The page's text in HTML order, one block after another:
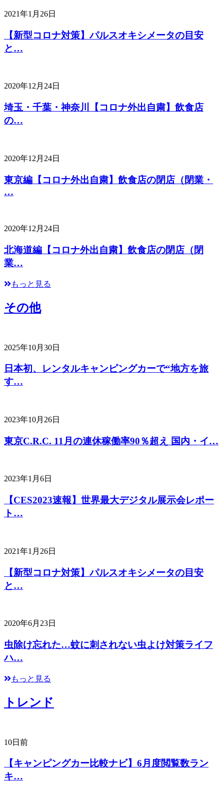
2021年1月26日
【新型コロナ対策】パルスオキシメータの目安
と…
2020年12月24日
埼玉・千葉・神奈川【コロナ外出自粛】飲食店
の…
2020年12月24日
東京編【コロナ外出自粛】飲食店の閉店（閉業・
…
2020年12月24日
北海道編【コロナ外出自粛】飲食店の閉店（閉
業…
もっと見る
その他
2025年10月30日
日本初、レンタルキャンピングカーで“地方を旅
す…
2023年10月26日
東京C.R.C. 11月の連休稼働率90％超え 国内・イ…
2023年1月6日
【CES2023速報】世界最大デジタル展示会レポー
ト…
2021年1月26日
【新型コロナ対策】パルスオキシメータの目安
と…
2020年6月23日
虫除け忘れた…蚊に刺されない虫よけ対策ライフ
ハ…
もっと見る
トレンド
10日前
【キャンピングカー比較ナビ】6月度閲覧数ラン
キ…